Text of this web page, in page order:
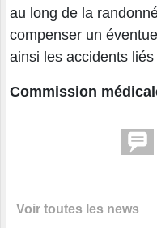
au long de la
compenser un
ainsi les accidents
Commission
Voir toutes les news